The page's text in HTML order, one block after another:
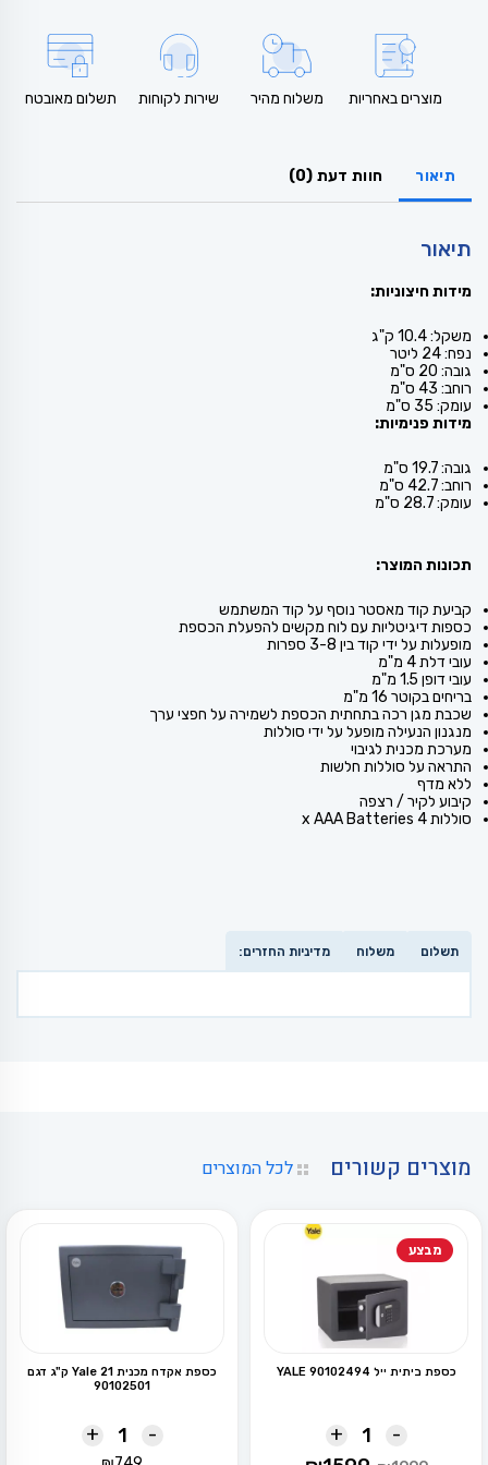
מוצרים באחריות משלוח מהיר שירות לקוחות תשלום מאובטח
תיאור חוות דעת (0)
תיאור
מידות חיצוניות:
משקל: 10.4 ק"ג
נפח: 24 ליטר
גובה: 20 ס"מ
רוחב: 43 ס"מ
עומק: 35 ס"מ
מידות פנימיות:
גובה: 19.7 ס"מ
רוחב: 42.7 ס"מ
עומק: 28.7 ס"מ
תכונות המוצר:
קביעת קוד מאסטר נוסף על קוד המשתמש
כספות דיגיטליות עם לוח מקשים להפעלת הכספת
מופעלות על ידי קוד בין 3-8 ספרות
עובי דלת 4 מ"מ
עובי דופן 1.5 מ"מ
בריחים בקוטר 16 מ"מ
שכבת מגן רכה בתחתית הכספת לשמירה על חפצי ערך
מנגנון הנעילה מופעל על ידי סוללות
מערכת מכנית לגיבוי
התראה על סוללות חלשות
ללא מדף
קיבוע לקיר / רצפה
סוללות 4 x AAA Batteries
תשלום משלוח מדיניות החזרים:
מוצרים קשורים לכל המוצרים
מבצע
כספת ביתית ייל YALE 90102494
-
+
כספת אקדח מכנית Yale 21 ק"ג דגם
90102501
-
+